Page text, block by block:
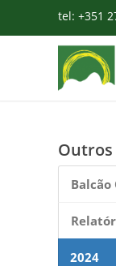
tel: +351
2024